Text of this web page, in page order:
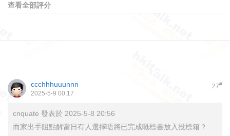
查看全部評分
27#
ccchhhuuunnn
2025-5-9 00:17
cnquate 發表於 2025-5-8 20:56
而家出手阻點解當日有人選擇唔將已完成嘅標書放入投標箱？